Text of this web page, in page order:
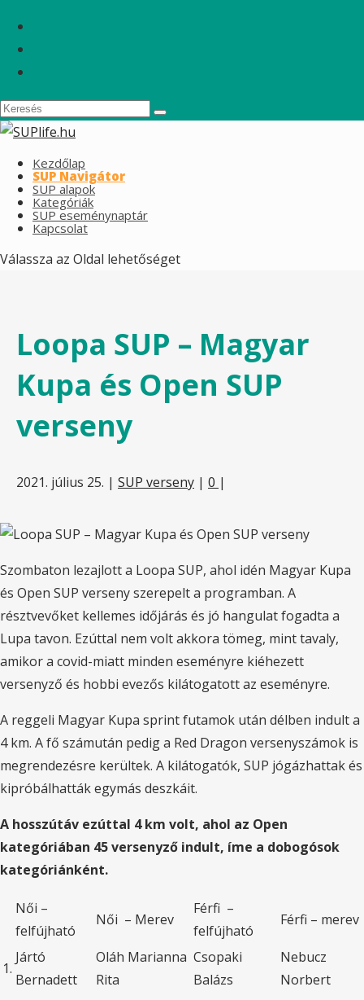
Kezdőlap
SUP Navigátor
SUP alapok
Kategóriák
SUP eseménynaptár
Kapcsolat
Válassza az Oldal lehetőséget
Loopa SUP – Magyar
Kupa és Open SUP
verseny
2021. július 25. | SUP verseny | 0 |
Szombaton lezajlott a Loopa SUP, ahol idén Magyar Kupa
és Open SUP verseny szerepelt a programban. A
résztvevőket kellemes időjárás és jó hangulat fogadta a
Lupa tavon. Ezúttal nem volt akkora tömeg, mint tavaly,
amikor a covid-miatt minden eseményre kiéhezett
versenyző és hobbi evezős kilátogatott az eseményre.
A reggeli Magyar Kupa sprint futamok után délben indult a
4 km. A fő számután pedig a Red Dragon versenyszámok is
megrendezésre kerültek. A kilátogatók, SUP jógázhattak és
kipróbálhatták egymás deszkáit.
A hosszútáv ezúttal 4 km volt, ahol az Open
kategóriában 45 versenyző indult, íme a dobogósok
kategóriánként.
Női –
felfújható
Női – Merev
Férfi –
felfújható
Férfi – merev
1.
Jártó
Bernadett
Oláh Marianna
Rita
Csopaki
Balázs
Nebucz
Norbert